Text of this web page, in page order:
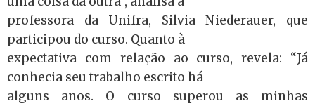
professora da Unifra, Silvia Niederauer, que
participou do curso. Quanto à
expectativa com relação ao curso, revela: “Já
conhecia seu trabalho escrito há
alguns anos. O curso superou as minhas